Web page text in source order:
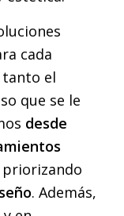
cada
el
que se le
desde
. Además,